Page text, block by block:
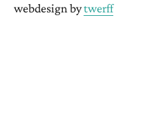
webdesign bytwerff